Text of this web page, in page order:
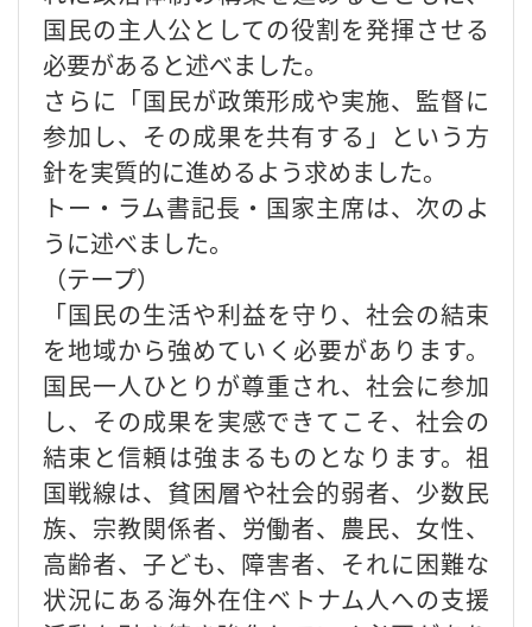
国民の主人公としての役割を発揮させる
必要があると述べました。
さらに「国民が政策形成や実施、監督に
参加し、その成果を共有する」という方
針を実質的に進めるよう求めました。
トー・ラム書記長・国家主席は、次のよ
うに述べました。
（テープ）
「国民の生活や利益を守り、社会の結束
を地域から強めていく必要があります。
国民一人ひとりが尊重され、社会に参加
し、その成果を実感できてこそ、社会の
結束と信頼は強まるものとなります。祖
国戦線は、貧困層や社会的弱者、少数民
族、宗教関係者、労働者、農民、女性、
高齢者、子ども、障害者、それに困難な
状況にある海外在住ベトナム人への支援